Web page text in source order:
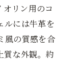
リン用のコ
ルには牛革を
風の質感を合
質な外観。約